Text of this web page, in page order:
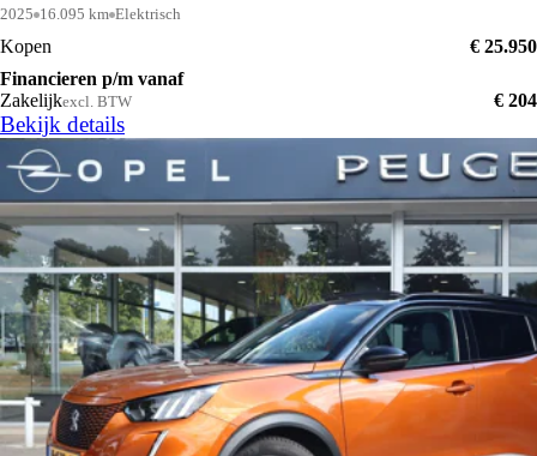
2025 16.095 km Elektrisch
Kopen
€ 25.950
Financieren p/m vanaf
Zakelijkexcl. BTW € 204
Bekijk details